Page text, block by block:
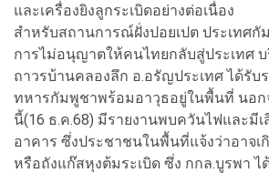
และเครื่องยิงลูกระเบิดอย่างต่อเนื่อง
สำหรับสถานการณ์ฝั่งปอยเปต ประเทศกั
การไม่อนุญาตให้คนไทยกลับสู่ประเทศ
ถาวรบ้านคลองลึก อ.อรัญประเทศ ได้รับ
ทหารกัมพูชาพร้อมอาวุธอยู่ในพื้นที่ นอก
นี้(16 ธ.ค.68) มีรายงานพบควันไฟและมีเ
อาคาร ซึ่งประชาชนในพื้นที่แจ้งว่าอาจเ
หรือถังแก๊สหุงต้มระเบิด ซึ่ง กกล.บูรพา